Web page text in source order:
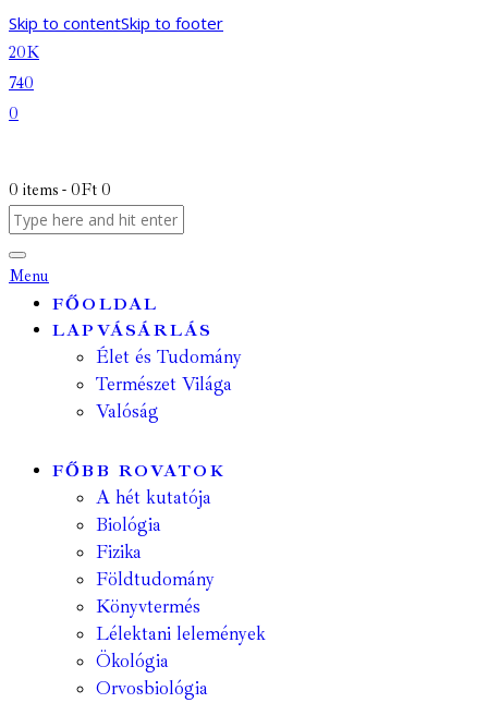
Skip to contentSkip to footer
20K
740
0
0 items - 0Ft 0
Menu
FŐOLDAL
LAPVÁSÁRLÁS
Élet és Tudomány
Természet Világa
Valóság
FŐBB ROVATOK
A hét kutatója
Biológia
Fizika
Földtudomány
Könyvtermés
Lélektani lelemények
Ökológia
Orvosbiológia